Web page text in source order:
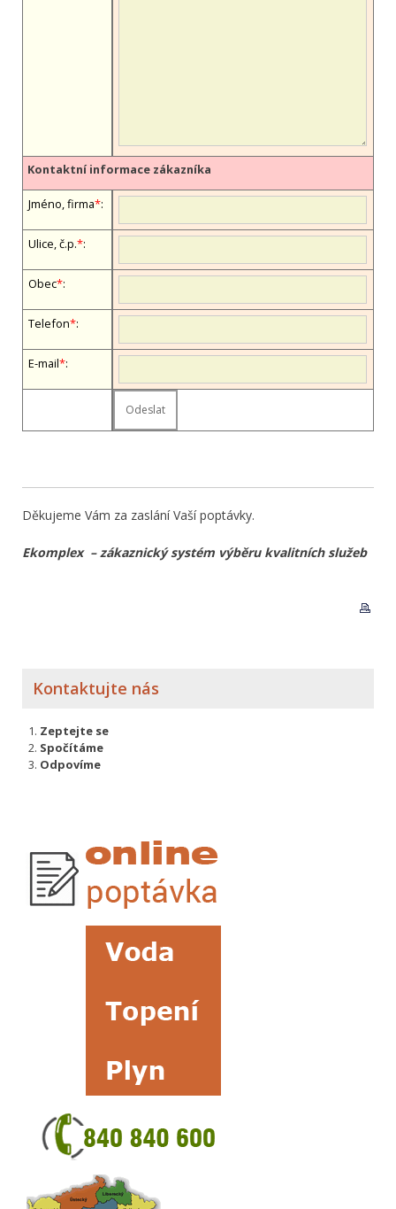
Kontaktní informace zákazníka
Jméno, firma*:
Ulice, č.p.*:
Obec*:
Telefon*:
E-mail*:
Děkujeme Vám za zaslání Vaší poptávky.
Ekomplex – zákaznický systém výběru kvalitních služeb
Kontaktujte nás
Zeptejte se
Spočítáme
Odpovíme